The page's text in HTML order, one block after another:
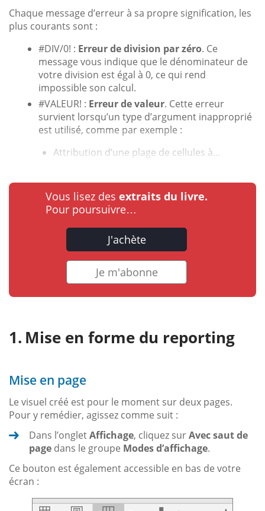
Chaque message d’erreur à sa propre signification, les
plus courants sont :
#DIV/0! : Erreur de division par zéro. Ce
message vous indique que le dénominateur de
votre division est égal à 0, ce qui rend
impossible son calcul.
#VALEUR! : Erreur de valeur. Cette erreur
survient lorsqu’un type d’argument inapproprié
est utilisé, comme par exemple :
Attribution d’une plage de cellules à...
Vous lisez des extraits du livre.
Pour poursuivre…
J'achète
Je m'abonne
Mise en forme du reporting
Mise en page
Le visuel créé est pour le moment sur deux pages.
Pour y remédier, agissez comme suit :
Dans l’ongletAffichage, cliquez surAvec saut de
page dans le groupe Modes d’affichage.
Ce bouton est également accessible en bas de votre
écran :